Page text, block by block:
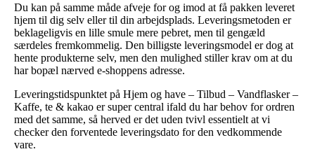
Du kan på samme måde afveje for og imod at få pakken leveret
hjem til dig selv eller til din arbejdsplads. Leveringsmetoden er
beklageligvis en lille smule mere pebret, men til gengæld
særdeles fremkommelig. Den billigste leveringsmodel er dog at
hente produkterne selv, men den mulighed stiller krav om at du
har bopæl nærved e-shoppens adresse.
Leveringstidspunktet på Hjem og have – Tilbud – Vandflasker –
Kaffe, te & kakao er super central ifald du har behov for ordren
med det samme, så herved er det uden tvivl essentielt at vi
checker den forventede leveringsdato for den vedkommende
vare.